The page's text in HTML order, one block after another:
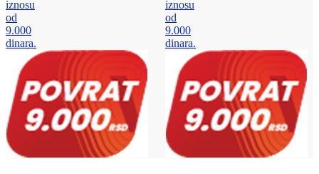
iznosu
od
9.000
dinara.
iznosu
od
9.000
dinara.